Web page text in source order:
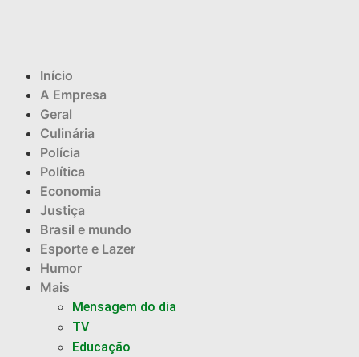
Início
A Empresa
Geral
Culinária
Polícia
Política
Economia
Justiça
Brasil e mundo
Esporte e Lazer
Humor
Mais
Mensagem do dia
TV
Educação